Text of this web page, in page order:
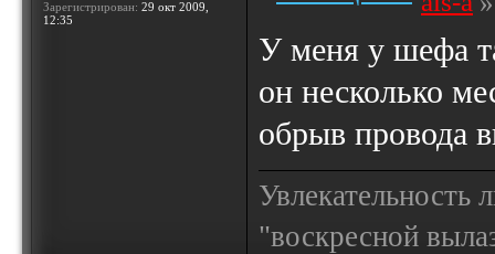
Зарегистрирован: 29 окт 2009,
12:35
У меня у шефа
он несколько
обрыв провода
Увлекательность
"воскресной